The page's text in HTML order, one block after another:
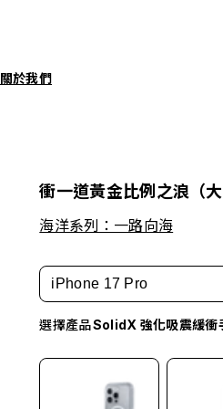
關於我們
衝一道黃金比例之浪（大
海洋系列：一路向海
iPhone 17 Pro
選擇產品SolidX 強化吸震緩衝